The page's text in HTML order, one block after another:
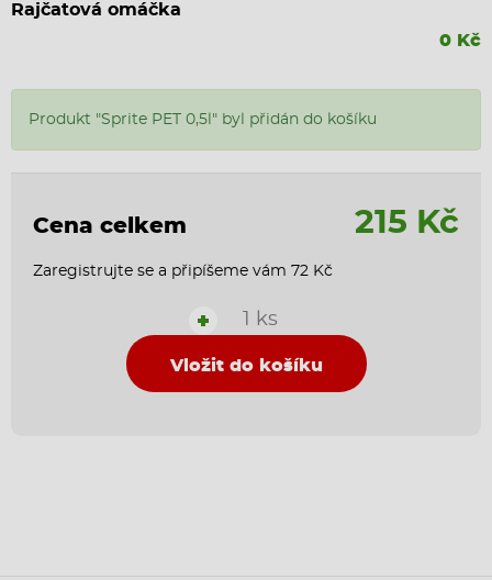
Rajčatová omáčka
0 Kč
Produkt "Sprite PET 0,5l" byl přidán do košíku
Cena celkem 215 Kč
Zaregistrujte se a připíšeme vám 72 Kč
+ 1 ks
Vložit do košíku